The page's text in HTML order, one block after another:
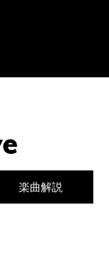
楽曲解説